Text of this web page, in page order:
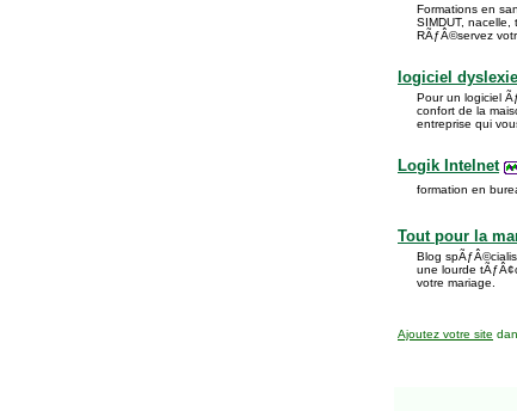
Formations en
SIMDUT, nacelle,
RÃƒÂ©servez
logiciel dyslexie
Pour un logiciel
confort de la
entreprise qui
Logik Intelnet
formation en
Tout pour la
Blog
une lourde
votre mariage.
Ajoutez votre site